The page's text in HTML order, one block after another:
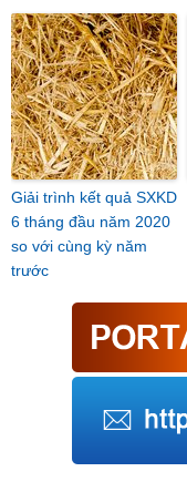
Giải trình kết quả SXKD
6 tháng đầu năm 2020
so với cùng kỳ năm
trước